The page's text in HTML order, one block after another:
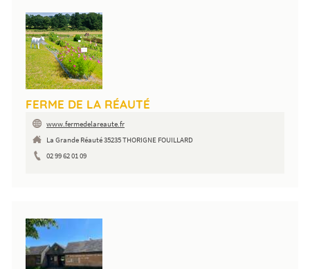
FERME DE LA RÉAUTÉ
www.fermedelareaute.fr
La Grande Réauté 35235 THORIGNE FOUILLARD
02 99 62 01 09